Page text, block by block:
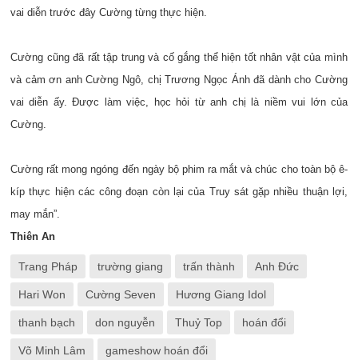
vai diễn trước đây Cường từng thực hiện.
Cường cũng đã rất tập trung và cố gắng thể hiện tốt nhân vật của mình
và cảm ơn anh Cường Ngô, chị Trương Ngọc Ánh đã dành cho Cường
vai diễn ấy. Được làm việc, học hỏi từ anh chị là niềm vui lớn của
Cường.
Cường rất mong ngóng đến ngày bộ phim ra mắt và chúc cho toàn bộ ê-
kíp thực hiện các công đoạn còn lại của Truy sát gặp nhiều thuận lợi,
may mắn”.
Thiên An
Trang Pháp trường giang trấn thành Anh Đức
Hari Won Cường Seven Hương Giang Idol
thanh bạch don nguyễn Thuỷ Top hoán đổi
Võ Minh Lâm gameshow hoán đổi